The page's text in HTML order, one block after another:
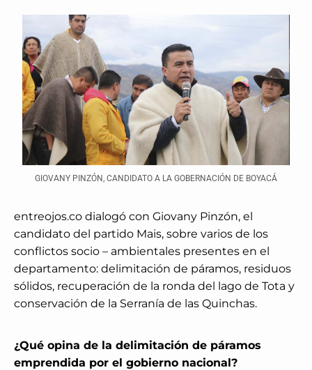
GIOVANY PINZÓN, CANDIDATO A LA GOBERNACIÓN DE BOYACÁ
entreojos.co dialogó con Giovany Pinzón, el
candidato del partido Mais, sobre varios de los
conflictos socio – ambientales presentes en el
departamento: delimitación de páramos, residuos
sólidos, recuperación de la ronda del lago de Tota y
conservación de la Serranía de las Quinchas.
¿Qué opina de la delimitación de páramos
emprendida por el gobierno nacional?